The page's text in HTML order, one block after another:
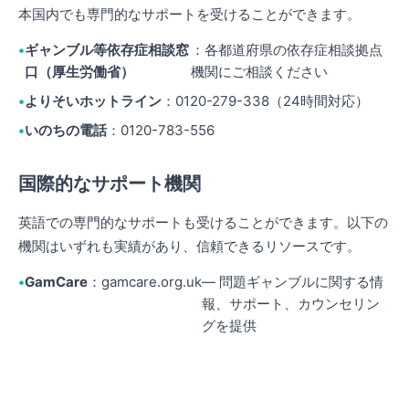
本国内でも専門的なサポートを受けることができます。
ギャンブル等依存症相談窓
口（厚生労働省）
：各都道府県の依存症相談拠点
機関にご相談ください
よりそいホットライン ：0120-279-338（24時間対応）
いのちの電話：0120-783-556
国際的なサポート機関
英語での専門的なサポートも受けることができます。以下の
機関はいずれも実績があり、信頼できるリソースです。
GamCare ： gamcare.org.uk— 問題ギャンブルに関する情
報、サポート、カウンセリン
グを提供